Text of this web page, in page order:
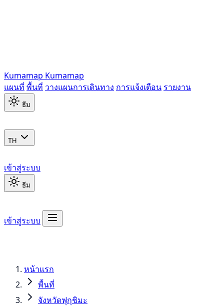
Kumamap Kumamap
แผนที่ พื้นที่ วางแผนการเดินทาง การแจ้งเตือน รายงาน
ธีม
TH
เข้าสู่ระบบ
ธีม
เข้าสู่ระบบ
หน้าแรก
พื้นที่
จังหวัดฟุกุชิมะ